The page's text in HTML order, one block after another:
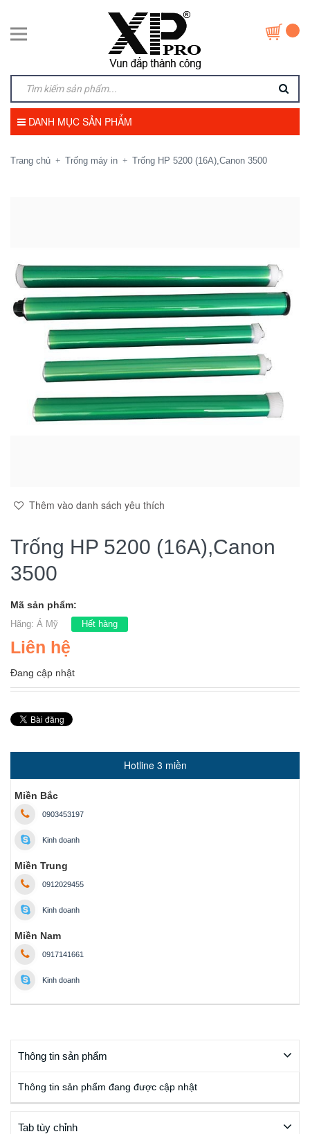
DANH MỤC SẢN PHẨM
Trang chủ + Trống máy in + Trống HP 5200 (16A),Canon 3500
Thêm vào danh sách yêu thích
Trống HP 5200 (16A),Canon
3500
Mã sản phẩm:
Hãng: Á Mỹ Hết hàng
Liên hệ
Đang cập nhật
Hotline 3 miền
Miền Bắc
0903453197
Kinh doanh
Miền Trung
0912029455
Kinh doanh
Miền Nam
0917141661
Kinh doanh
Thông tin sản phẩm
Thông tin sản phẩm đang được cập nhật
Tab tùy chỉnh